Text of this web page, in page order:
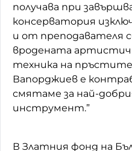
получава при
консерватория
и от преподавателя
вродената
техника на пръстите
Вапорджиев е
смятаме за най-
инструмент.”
В Златния фонд на